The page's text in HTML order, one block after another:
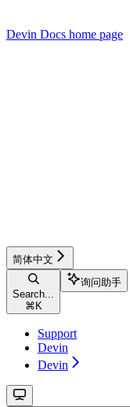
Devin Docs home page
简体中文
Search...
⌘ K
询问助手
Support
Devin
Devin